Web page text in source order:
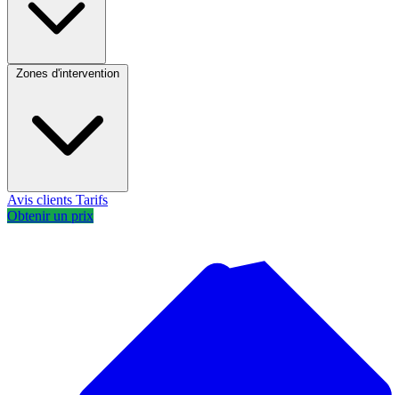
Zones d'intervention
Avis clients Tarifs
Obtenir un prix